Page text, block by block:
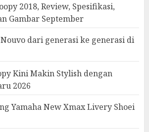
2018, Review, Spesifikasi,
Gambar September
dari generasi ke generasi di
Kini Makin Stylish dengan
2026
Yamaha New Xmax Livery Shoei